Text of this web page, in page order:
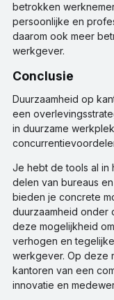
betrokken
persoonlijke en
daarom ook meer
werkgever.
Conclusie
Duurzaamheid op
een
in duurzame
Je hebt de tools al in
delen van bureaus
bieden je concrete
duurzaamheid onder
deze mogelijkheid
verhogen en
werkgever. Op deze
kantoren van een
innovatie en